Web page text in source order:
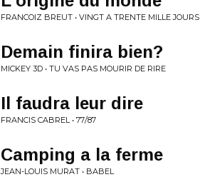
FRANCOIZ BREUT • VINGT A TRENTE MILLE JOURS
Demain finira bien?
MICKEY 3D • TU VAS PAS MOURIR DE RIRE
Il faudra leur dire
FRANCIS CABREL • 77/87
Camping a la ferme
JEAN-LOUIS MURAT • BABEL